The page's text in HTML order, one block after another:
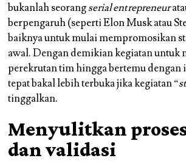
bukanlah seorangserial entrepreneur
berpengaruh (seperti Elon Musk atau
baiknya untuk mulai mempromosikan
awal. Dengan demikian kegiatan untuk
perekrutan tim hingga bertemu dengan
tepat bakal lebih terbuka jika kegiatan “
tinggalkan.
Menyulitkan
dan validasi